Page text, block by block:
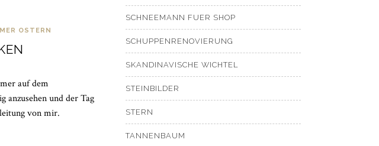
OSTERN
auf dem
anzusehen und der Tag
von mir.
SCHNEEMANN FUER SHOP
SCHUPPENRENOVIERUNG
SKANDINAVISCHE WICHTEL
STEINBILDER
STERN
TANNENBAUM